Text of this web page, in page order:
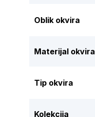
Oblik okvira
Materijal okvira
Tip okvira
Kolekcija